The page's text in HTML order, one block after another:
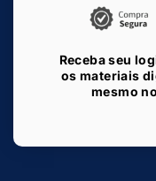
Receba seu
os materiais
mesmo